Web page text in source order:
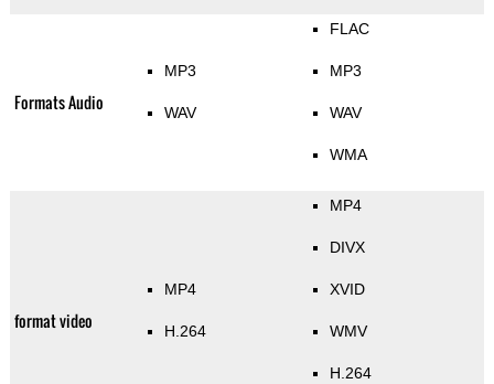
Formats Audio
MP3
WAV
FLAC
MP3
WAV
WMA
format video
MP4
H.264
MP4
DIVX
XVID
WMV
H.264